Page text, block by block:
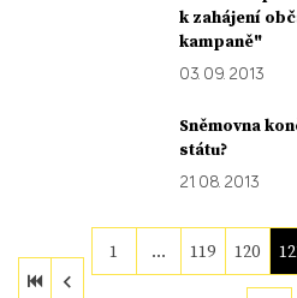
k zahájení
kampaně"
03. 09. 2013
Sněmovna
státu?
21. 08. 2013
1 … 119 120